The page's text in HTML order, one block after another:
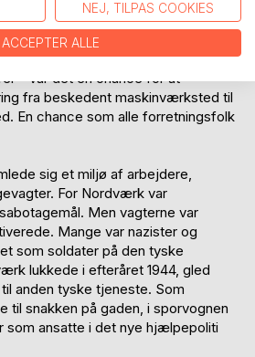
i København, som i 1943 fik
at reparere flymotorer for BMW i
jagerfly. For de to ejere - en
- var det en chance for at
fra beskedent maskinværksted til
En chance som alle forretningsfolk
sig et miljø af arbejdere,
For Nordværk var
Men vagterne var
Mange var nazister og
som soldater på den tyske
lukkede i efteråret 1944, gled
anden tyske tjeneste. Som
til snakken på gaden, i sporvognen
som ansatte i det nye hjælpepoliti
NEJ, TILPAS COOKIES
ACCEPTER ALLE